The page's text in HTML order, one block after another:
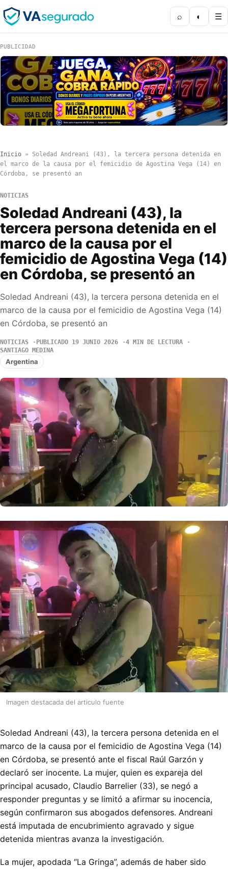
⌕ ◐ ☰
PUBLICIDAD
Inicio » Soledad Andreani (43), la tercera persona detenida en
el marco de la causa por el femicidio de Agostina Vega (14) en
Córdoba, se presentó an
NOTICIAS
Soledad Andreani (43), la
tercera persona detenida en el
marco de la causa por el
femicidio de Agostina Vega (14)
en Córdoba, se presentó an
Soledad Andreani (43), la tercera persona detenida en el
marco de la causa por el femicidio de Agostina Vega (14)
en Córdoba, se presentó an
NOTICIAS PUBLICADO 19 JUNIO 2026
4 MIN DE LECTURA
SANTIAGO MEDINA
Argentina
Imagen destacada del articulo fuente
Soledad Andreani (43), la tercera persona detenida en el
marco de la causa por el femicidio de Agostina Vega (14)
en Córdoba, se presentó ante el fiscal Raúl Garzón y
declaró ser inocente. La mujer, quien es expareja del
principal acusado, Claudio Barrelier (33), se negó a
responder preguntas y se limitó a afirmar su inocencia,
según confirmaron sus abogados defensores. Andreani
está imputada de encubrimiento agravado y sigue
detenida mientras avanza la investigación.
La mujer, apodada “La Gringa”, además de haber sido